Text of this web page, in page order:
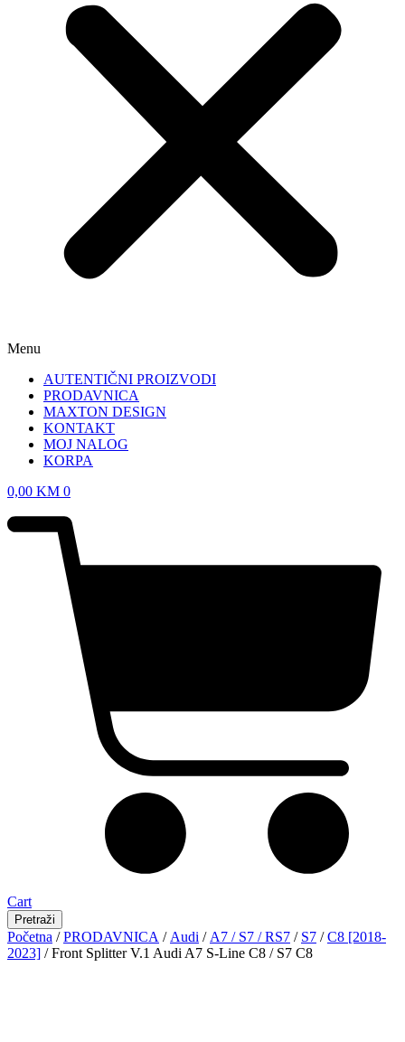
Menu
AUTENTIČNI PROIZVODI
PRODAVNICA
MAXTON DESIGN
KONTAKT
MOJ NALOG
KORPA
0,00 KM 0
Cart
Pretraži
Početna /PRODAVNICA / Audi / A7 / S7 / RS7 / S7 /C8 [2018-
2023] / Front Splitter V.1 Audi A7 S-Line C8 / S7 C8